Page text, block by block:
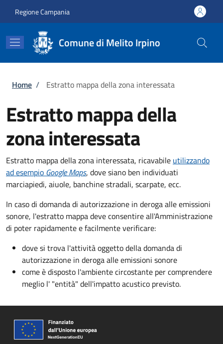
Regione Campania
Comune di Melito Irpino
Briciole di pane
Home / Estratto mappa della zona interessata
Estratto mappa della
zona interessata
Estratto mappa della zona interessata, ricavabile utilizzando
ad esempio Google Maps, dove siano ben individuati
marciapiedi, aiuole, banchine stradali, scarpate, ecc.
In caso di domanda di autorizzazione in deroga alle emissioni
sonore, l'estratto mappa deve consentire all'Amministrazione
di poter rapidamente e facilmente verificare:
dove si trova l'attività oggetto della domanda di
autorizzazione in deroga alle emissioni sonore
come è disposto l'ambiente circostante per comprendere
meglio l' "entità" dell'impatto acustico previsto.